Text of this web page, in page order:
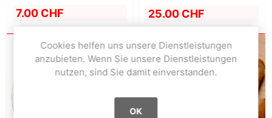
7.00 CHF 25.00 CHF
Cookies helfen uns unsere Dienstleistungen
anzubieten. Wenn Sie unsere Dienstleistungen
nutzen, sind Sie damit einverstanden.
OK